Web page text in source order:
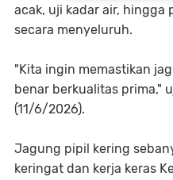
acak, uji kadar air, hingga
secara menyeluruh.
"Kita ingin memastikan
benar berkualitas prima,"
(11/6/2026).
Jagung pipil kering
keringat dan kerja keras